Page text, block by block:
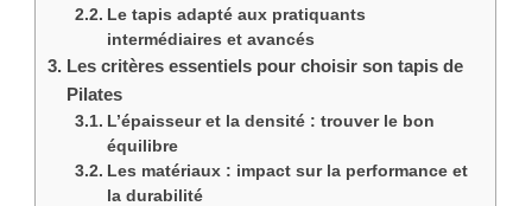
Le tapis adapté aux pratiquants
intermédiaires et avancés
Les critères essentiels pour choisir son tapis de
Pilates
L’épaisseur et la densité : trouver le bon
équilibre
Les matériaux : impact sur la performance et
la durabilité